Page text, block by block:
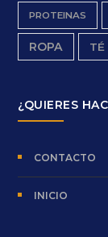
PROTEINAS
ROPA TÉ
¿QUIERES
CONTACTO
INICIO